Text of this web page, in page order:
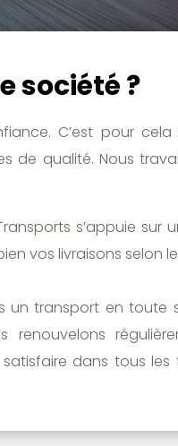
société ?
C’est pour
de qualité. Nous
s’appuie sur
vos livraisons selon
un transport en toute
renouvelons
dans tous les